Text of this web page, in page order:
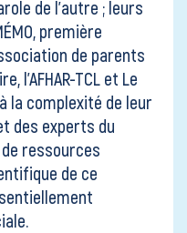
de l’autre ; leurs
première
de parents
l’AFHAR-TCL et Le
la complexité de leur
des experts du
ressources
de ce